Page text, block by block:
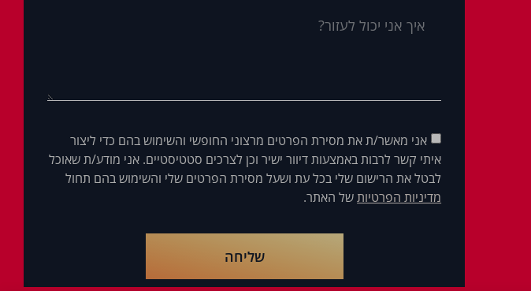
אני מאשר/ת את מסירת הפרטים מרצוני החופשי והשימוש בהם כדי ליצור
איתי קשר לרבות באמצעות דיוור ישיר וכן לצרכים סטטיסטיים. אני מודע/ת שאוכל
לבטל את הרישום שלי בכל עת ושעל מסירת הפרטים שלי והשימוש בהם תחול
מדיניות הפרטיותשל האתר.
שליחה